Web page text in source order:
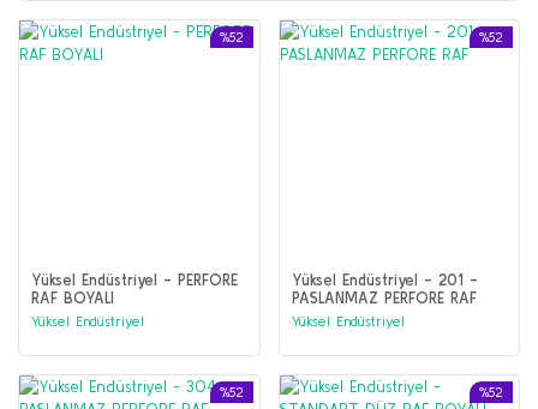
%52
Yüksel Endüstriyel - PERFORE
RAF BOYALI
Yüksel Endüstriyel
%52
Yüksel Endüstriyel - 201 -
PASLANMAZ PERFORE RAF
Yüksel Endüstriyel
%52 %52